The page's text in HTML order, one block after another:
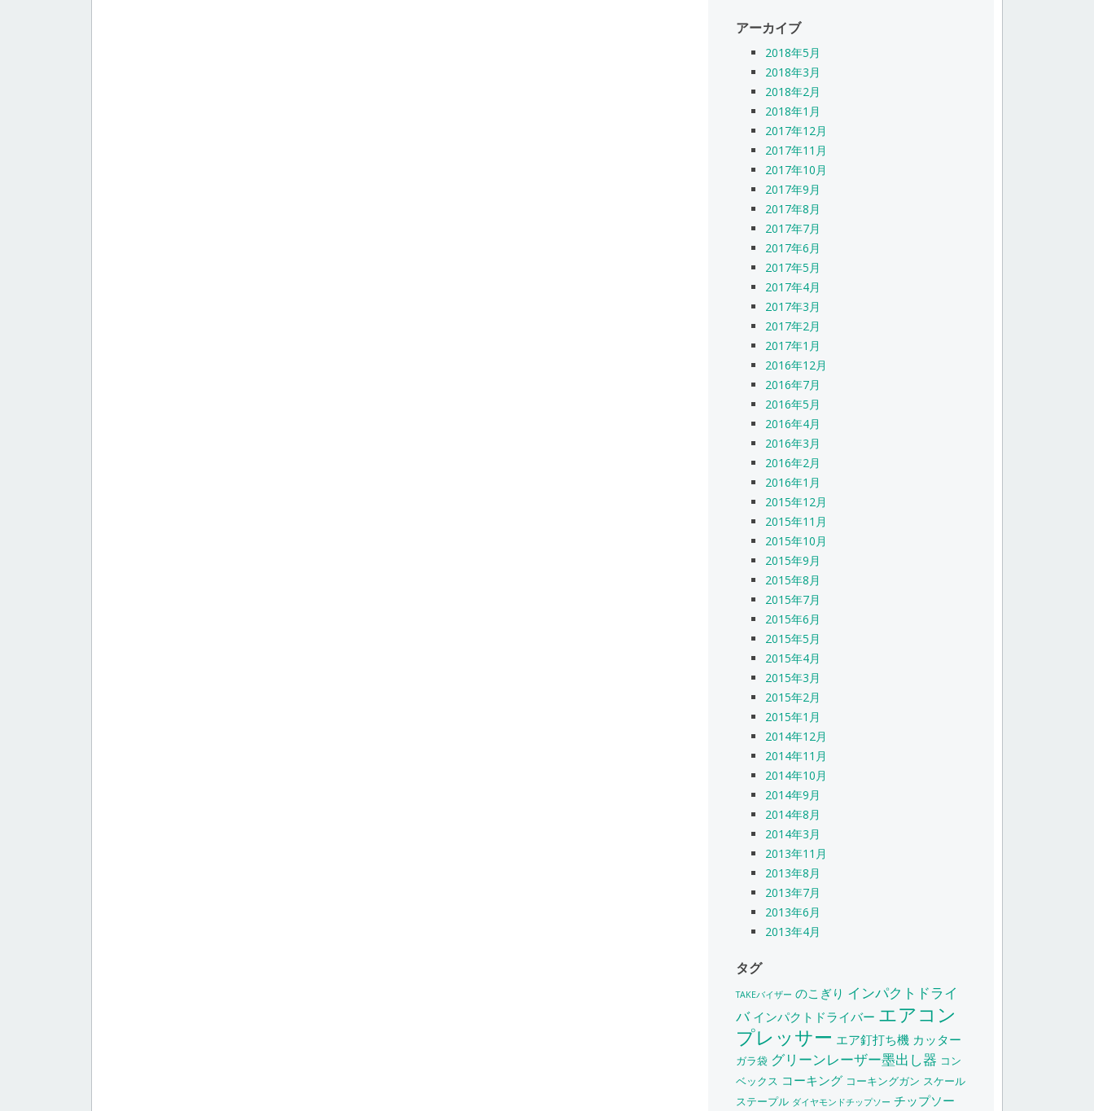
アーカイブ
2018年5月
2018年3月
2018年2月
2018年1月
2017年12月
2017年11月
2017年10月
2017年9月
2017年8月
2017年7月
2017年6月
2017年5月
2017年4月
2017年3月
2017年2月
2017年1月
2016年12月
2016年7月
2016年5月
2016年4月
2016年3月
2016年2月
2016年1月
2015年12月
2015年11月
2015年10月
2015年9月
2015年8月
2015年7月
2015年6月
2015年5月
2015年4月
2015年3月
2015年2月
2015年1月
2014年12月
2014年11月
2014年10月
2014年9月
2014年8月
2014年3月
2013年11月
2013年8月
2013年7月
2013年6月
2013年4月
タグ
TAKEバイザー のこぎり インパクトドライ
バ インパクトドライバー エアコン
プレッサー エア釘打ち機 カッター
ガラ袋 グリーンレーザー墨出し器 コン
ベックス コーキング コーキングガン スケール
ステープル ダイヤモンドチップソー チップソー